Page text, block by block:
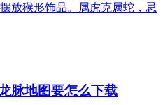
放猴形饰品。属虎克属蛇，忌
脉地图要怎么下载